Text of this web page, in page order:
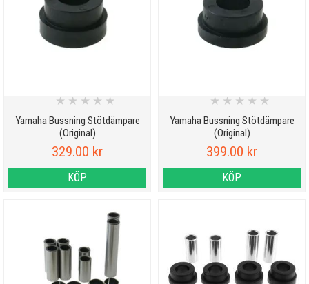
Yamaha Bussning Stötdämpare
(Original)
★ ★ ★ ★ ★
329.00 kr
KÖP
Yamaha Bussning Stötdämpare
(Original)
★ ★ ★ ★ ★
399.00 kr
KÖP